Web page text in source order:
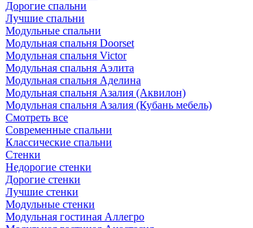
Дорогие спальни
Лучшие спальни
Модульные спальни
Модульная спальня Doorset
Модульная спальня Victor
Модульная спальня Аэлита
Модульная спальня Аделина
Модульная спальня Азалия (Аквилон)
Модульная спальня Азалия (Кубань мебель)
Смотреть все
Современные спальни
Классические спальни
Стенки
Недорогие стенки
Дорогие стенки
Лучшие стенки
Модульные стенки
Модульная гостиная Аллегро